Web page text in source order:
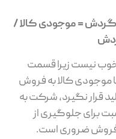
گردش = موجودی کالا /
خوب نیست زیرا قسمت
موجودی کالا به فروش
قرار نگیرد، شرکت به
برای جلوگیری از
و فروش ضروری است.